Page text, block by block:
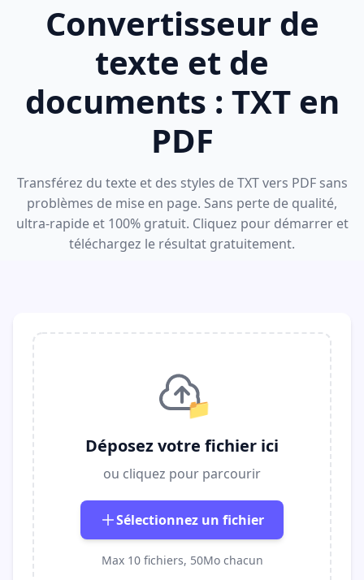
Convertisseur de
texte et de
documents : TXT en
PDF
Transférez du texte et des styles de TXT vers PDF sans
problèmes de mise en page. Sans perte de qualité,
ultra-rapide et 100% gratuit. Cliquez pour démarrer et
téléchargez le résultat gratuitement.
📁
Déposez votre fichier ici
ou cliquez pour parcourir
Sélectionnez un fichier
Max 10 fichiers, 50Mo chacun